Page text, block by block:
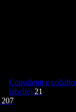
Consulenti e
tabelle) 21
207